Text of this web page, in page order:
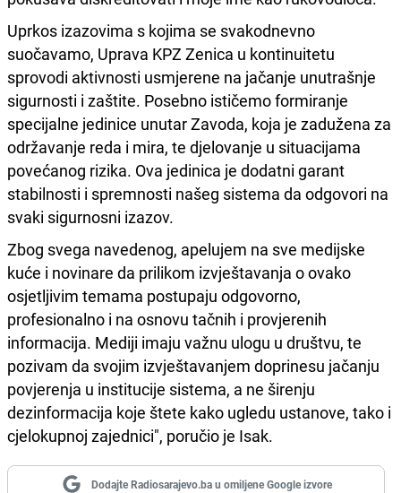
Uprkos izazovima s kojima se svakodnevno
suočavamo, Uprava KPZ Zenica u kontinuitetu
sprovodi aktivnosti usmjerene na jačanje unutrašnje
sigurnosti i zaštite. Posebno ističemo formiranje
specijalne jedinice unutar Zavoda, koja je zadužena za
održavanje reda i mira, te djelovanje u situacijama
povećanog rizika. Ova jedinica je dodatni garant
stabilnosti i spremnosti našeg sistema da odgovori na
svaki sigurnosni izazov.
Zbog svega navedenog, apelujem na sve medijske
kuće i novinare da prilikom izvještavanja o ovako
osjetljivim temama postupaju odgovorno,
profesionalno i na osnovu tačnih i provjerenih
informacija. Mediji imaju važnu ulogu u društvu, te
pozivam da svojim izvještavanjem doprinesu jačanju
povjerenja u institucije sistema, a ne širenju
dezinformacija koje štete kako ugledu ustanove, tako i
cjelokupnoj zajednici", poručio je Isak.
Dodajte Radiosarajevo.ba u omiljene Google izvore